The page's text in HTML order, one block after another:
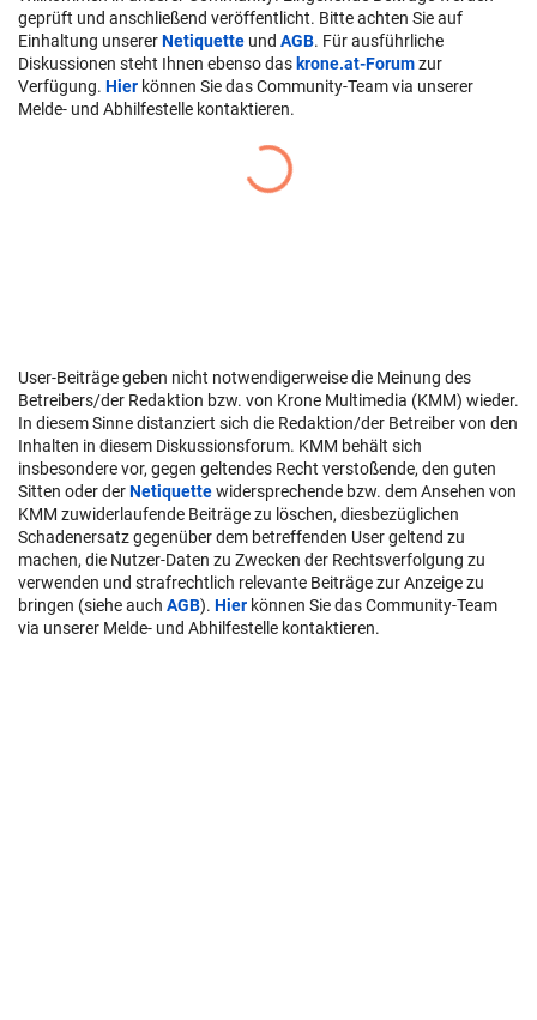
geprüft und anschließend veröffentlicht. Bitte achten Sie auf
Einhaltung unsererNetiquette und AGB. Für ausführliche
Diskussionen steht Ihnen ebenso das krone.at-Forumzur
Verfügung. Hier können Sie das Community-Team via unserer
Melde- und Abhilfestelle kontaktieren.
User-Beiträge geben nicht notwendigerweise die Meinung des
Betreibers/der Redaktion bzw. von Krone Multimedia (KMM) wieder.
In diesem Sinne distanziert sich die Redaktion/der Betreiber von den
Inhalten in diesem Diskussionsforum. KMM behält sich
insbesondere vor, gegen geltendes Recht verstoßende, den guten
Sitten oder derNetiquettewidersprechende bzw. dem Ansehen von
KMM zuwiderlaufende Beiträge zu löschen, diesbezüglichen
Schadenersatz gegenüber dem betreffenden User geltend zu
machen, die Nutzer-Daten zu Zwecken der Rechtsverfolgung zu
verwenden und strafrechtlich relevante Beiträge zur Anzeige zu
bringen (siehe auch AGB). Hier können Sie das Community-Team
via unserer Melde- und Abhilfestelle kontaktieren.